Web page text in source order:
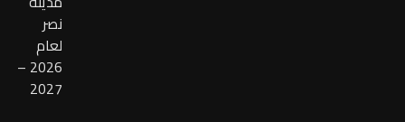
نصر
لعام
2026 –
2027